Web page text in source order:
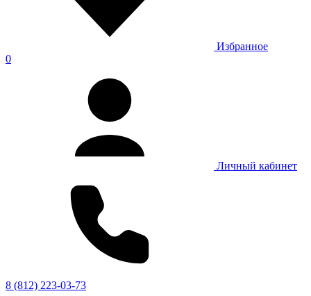
Избранное
0
Личный кабинет
8 (812) 223-03-73